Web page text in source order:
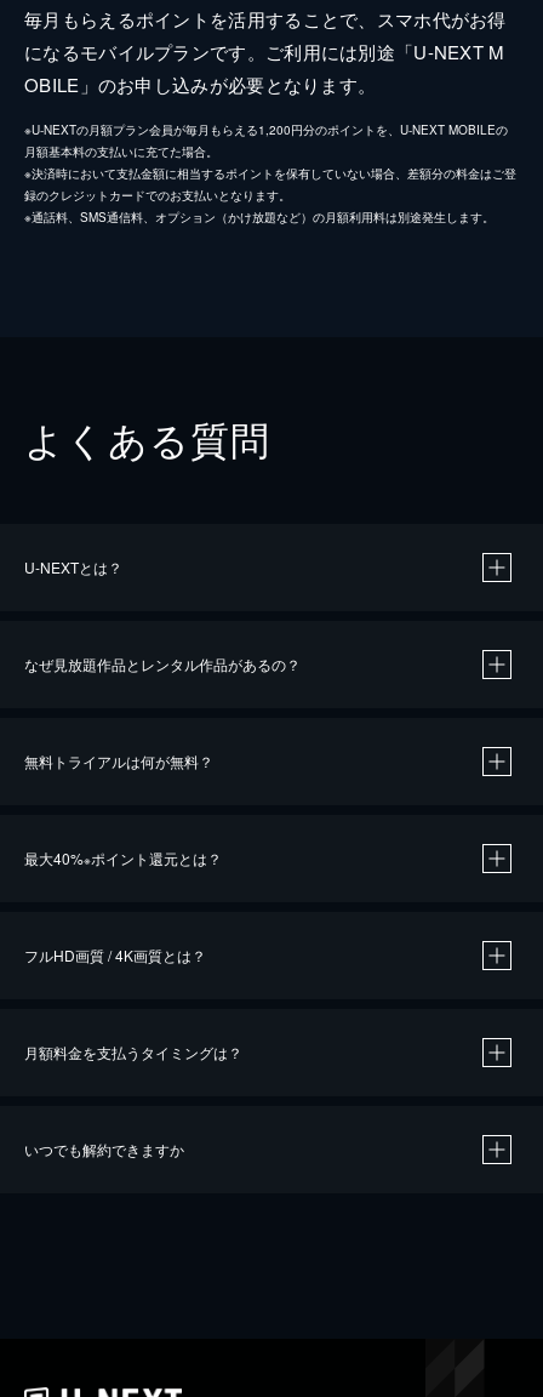
毎月もらえるポイントを活用することで、スマホ代がお得
になるモバイルプランです。ご利用には別途「U-NEXT M
OBILE」のお申し込みが必要となります。
※U-NEXTの月額プラン会員が毎月もらえる1,200円分のポイントを、U-NEXT MOBILEの
月額基本料の支払いに充てた場合。
※決済時において支払金額に相当するポイントを保有していない場合、差額分の料金はご登
録のクレジットカードでのお支払いとなります。
※通話料、SMS通信料、オプション（かけ放題など）の月額利用料は別途発生します。
よくある質問
U-NEXTとは？
なぜ見放題作品とレンタル作品があるの？
無料トライアルは何が無料？
最大40%※ポイント還元とは？
※40％ポイント還元の対象は、クレジットカード決済による作品の購入 / レンタルです。
iOSアプリのUコイン決済による作品の購入 / レンタルは、20％のポイント還元です。
フルHD画質 / 4K画質とは？
月額料金を支払うタイミングは？
いつでも解約できますか